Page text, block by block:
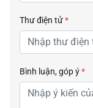
Thư điện tử*
Bình luận, góp ý*